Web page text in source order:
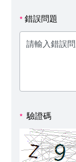
*錯誤問題
* 驗證碼